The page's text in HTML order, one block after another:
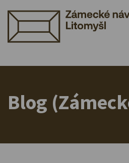
Blog